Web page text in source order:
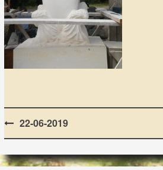
Post
navigation
22-06-2019